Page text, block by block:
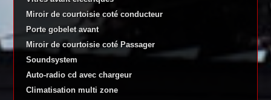
Miroir de courtoisie coté conducteur
Porte gobelet avant
Miroir de courtoisie coté Passager
Soundsystem
Auto-radio cd avec chargeur
Climatisation multi zone